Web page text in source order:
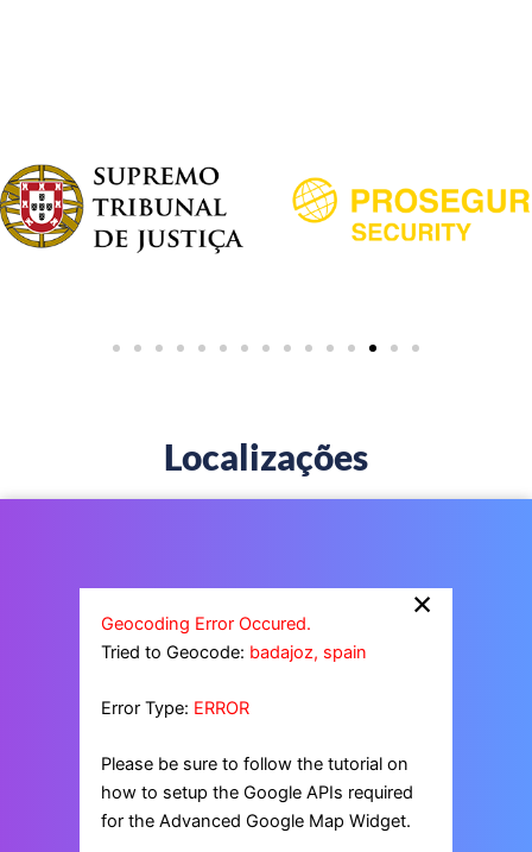
Localizações
×
Geocoding Error Occured.
Tried to Geocode: badajoz, spain
Error Type: ERROR
Please be sure to follow the tutorial on
how to setup the Google APIs required
for the Advanced Google Map Widget.